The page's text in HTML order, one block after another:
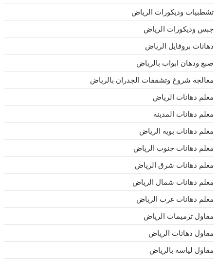
تشطبيات وديكورات الرياض
جبس وديكورات الرياض
دهانات بروفايل الرياض
صبغ ودهان ابواب بالرياض
معالجة شروخ وتشققات الجدران بالرياض
معلم دهانات الرياض
معلم دهانات المدينة
معلم دهانات بويه الرياض
معلم دهانات جنوب الرياض
معلم دهانات شرق الرياض
معلم دهانات شمال الرياض
معلم دهانات غرب الرياض
مقاول ترميمات الرياض
مقاول دهانات الرياض
مقاول لياسه بالرياض